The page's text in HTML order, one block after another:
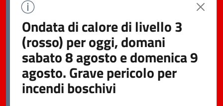
Ondata di calore di livello 3
(rosso) per oggi, domani
sabato 8 agosto e domenica 9
agosto. Grave pericolo per
incendi boschivi